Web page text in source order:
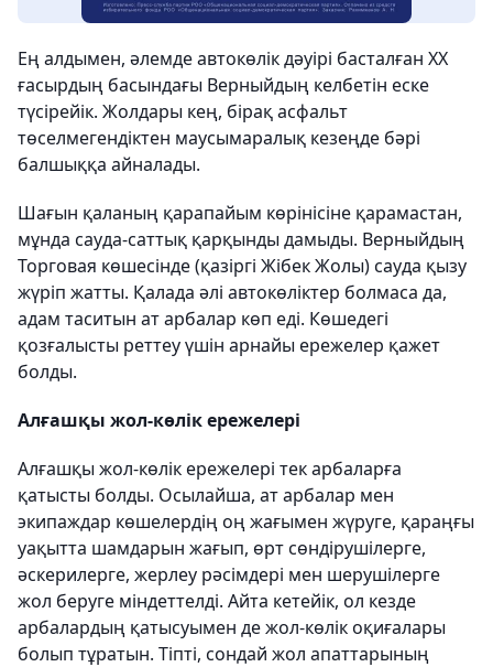
Ең алдымен, әлемде автокөлік дәуірі басталған ХХ
ғасырдың басындағы Верныйдың келбетін еске
түсірейік. Жолдары кең, бірақ асфальт
төселмегендіктен маусымаралық кезеңде бәрі
балшыққа айналады.
Шағын қаланың қарапайым көрінісіне қарамастан,
мұнда сауда-саттық қарқынды дамыды. Верныйдың
Торговая көшесінде (қазіргі Жібек Жолы) сауда қызу
жүріп жатты. Қалада әлі автокөліктер болмаса да,
адам таситын ат арбалар көп еді. Көшедегі
қозғалысты реттеу үшін арнайы ережелер қажет
болды.
Алғашқы жол-көлік ережелері
Алғашқы жол-көлік ережелері тек арбаларға
қатысты болды. Осылайша, ат арбалар мен
экипаждар көшелердің оң жағымен жүруге, қараңғы
уақытта шамдарын жағып, өрт сөндірушілерге,
әскерилерге, жерлеу рәсімдері мен шерушілерге
жол беруге міндеттелді. Айта кетейік, ол кезде
арбалардың қатысуымен де жол-көлік оқиғалары
болып тұратын. Тіпті, сондай жол апаттарының